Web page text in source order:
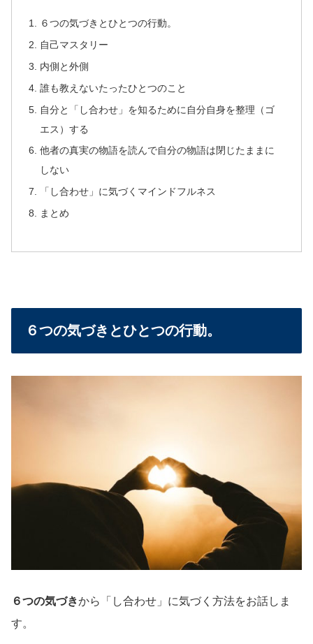
６つの気づきとひとつの行動。
自己マスタリー
内側と外側
誰も教えないたったひとつのこと
自分と「し合わせ」を知るために自分自身を整理（ゴ
エス）する
他者の真実の物語を読んで自分の物語は閉じたままに
しない
「し合わせ」に気づくマインドフルネス
まとめ
６つの気づきとひとつの行動。
６つの気づきから「し合わせ」に気づく方法をお話しま
す。